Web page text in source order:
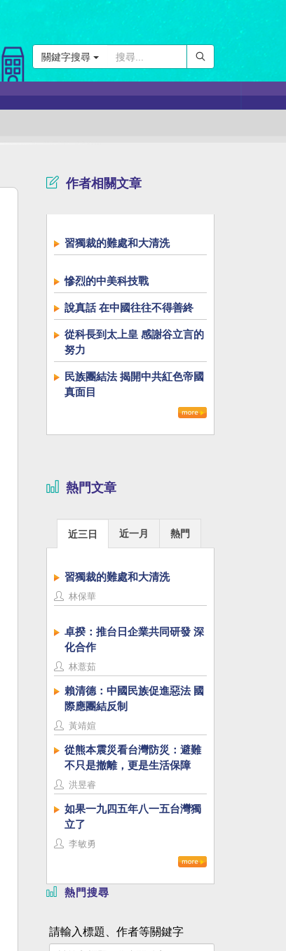
關鍵字搜尋
作者相關文章
習獨裁的難處和大清洗
慘烈的中美科技戰
說真話 在中國往往不得善終
從科長到太上皇 感謝谷立言的
努力
民族團結法 揭開中共紅色帝國
真面目
熱門文章
近三日 近一月 熱門
習獨裁的難處和大清洗
林保華
卓揆：推台日企業共同研發 深
化合作
林薏茹
賴清德：中國民族促進惡法 國
際應團結反制
黃靖媗
從熊本震災看台灣防災：避難
不只是撤離，更是生活保障
洪昱睿
如果一九四五年八一五台灣獨
立了
李敏勇
熱門搜尋
請輸入標題、作者等關鍵字